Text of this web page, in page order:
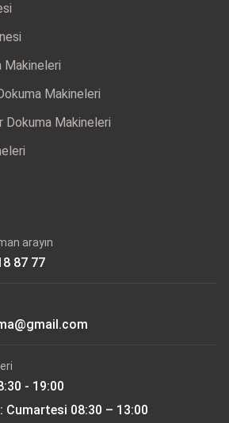
Makineleri
Makineleri
Dokuma Makineleri
arayın
87 77
- 19:00
Cumartesi 08:30 – 13:00